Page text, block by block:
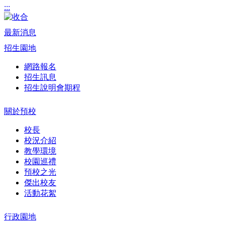
:::
最新消息
招生園地
網路報名
招生訊息
招生說明會期程
關於預校
校長
校況介紹
教學環境
校園巡禮
預校之光
傑出校友
活動花絮
行政園地